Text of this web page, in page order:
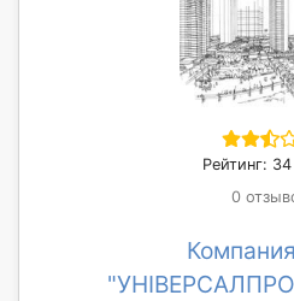
Рейтинг:
0